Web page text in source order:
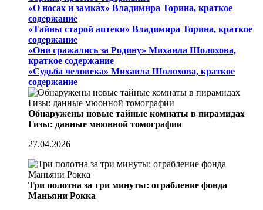
«О носах и замка́х» Владимира Торина, краткое
содержание
«Тайны старой аптеки» Владимира Торина, краткое
содержание
«Они сражались за Родину» Михаила Шолохова,
краткое содержание
«Судьба человека» Михаила Шолохова, краткое
содержание
Обнаружены новые тайные комнаты в пирамидах
Гизы: данные мюонной томографии
27.04.2026
Три полотна за три минуты: ограбление фонда
Маньяни Рокка